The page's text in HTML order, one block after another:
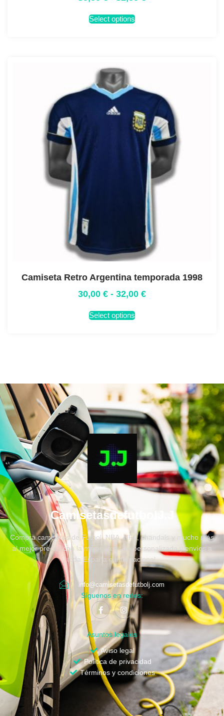
Select options
Camiseta Retro Argentina temporada 1998
30,00 € - 32,00 €
Select options
CamisetasdefutbolJ.J
Compra camisetas de Fútbol, NBA, NFL, chandals y mucho más
al mejor precio, con la mejor atención personalizada y envíos a
toda España e internacional.
info@camisetasdefutbolj.com
Síguenos en redes:
Asuntos legales
Aviso legal
Política de privacidad
Términos y condiciones